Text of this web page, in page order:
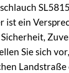
ist ein
Sie sich
Landstraße